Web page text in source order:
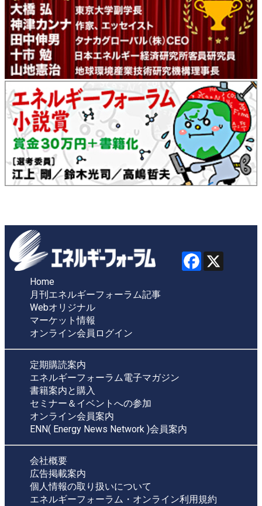
Home
月刊エネルギーフォーラム記事
Webオリジナル
マーケット情報
オンライン会員ログイン
定期購読案内
エネルギーフォーラム電子マガジン
書籍案内と購入
セミナー＆イベントへの参加
オンライン会員案内
ENN( Energy News Network )会員案内
会社概要
広告掲載案内
個人情報の取り扱いについて
エネルギーフォーラム・オンライン利用規約